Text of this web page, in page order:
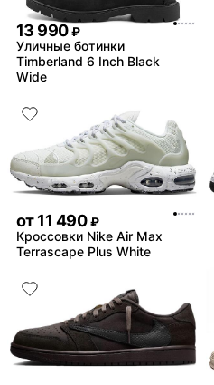
13 990 ₽
Уличные ботинки
Timberland 6 Inch Black
Wide
от11 490 ₽
Кроссовки Nike Air Max
Terrascape Plus White